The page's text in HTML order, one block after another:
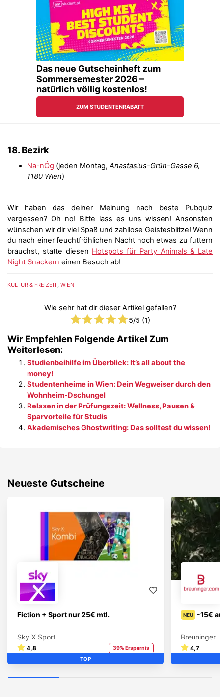
18. Bezirk
Na-nÓg (jeden Montag, Anastasius-Grün-Gasse 6,
1180 Wien)
Wir haben das deiner Meinung nach beste Pubquiz
vergessen? Oh no! Bitte lass es uns wissen! Ansonsten
wünschen wir dir viel Spaß und zahllose Geistesblitze! Wenn
du nach einer feuchtfröhlichen Nacht noch etwas zu futtern
brauchst, statte diesen Hotspots für Party Animals & Late
Night Snackern einen Besuch ab!
KULTUR & FREIZEIT, WIEN
Wie sehr hat dir dieser Artikel gefallen?
5/5 (1)
Wir Empfehlen Folgende Artikel Zum
Weiterlesen:
Studienbeihilfe im Überblick: It’s all about the
money!
Studentenheime in Wien: Dein Wegweiser durch den
Wohnheim-Dschungel
Relaxen in der Prüfungszeit: Wellness, Pausen &
Sparvorteile für Studis
Akademisches Ghostwriting: Das solltest du wissen!
Neueste Gutscheine
Fiction + Sport nur 25€ mtl.
Sky X Sport
4,8 39% Ersparnis
TOP
NEU -15€
Breuninger
4,7